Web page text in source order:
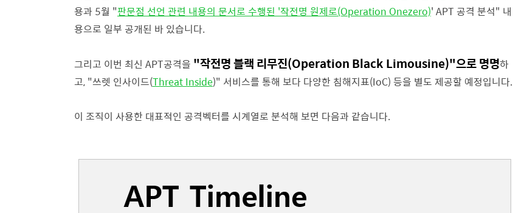
용과 5월 "판문점 선언 관련 내용의 문서로 수행된 '작전명 원제로(Operation Onezero)' APT 공격 분석" 내
용으로 일부 공개된 바 있습니다.
그리고 이번 최신 APT공격을 "작전명 블랙 리무진(Operation Black Limousine)"으로 명명하
고, "쓰렛 인사이드(Threat Inside)" 서비스를 통해 보다 다양한 침해지표(IoC) 등을 별도 제공할 예정입니다.
이 조직이 사용한 대표적인 공격벡터를 시계열로 분석해 보면 다음과 같습니다.